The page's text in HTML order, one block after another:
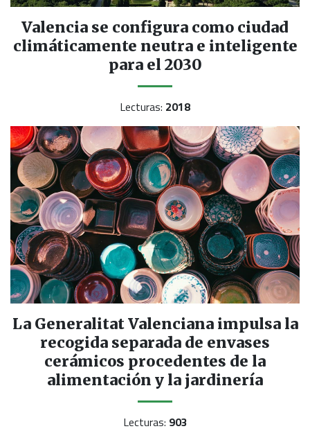
Valencia se configura como ciudad
climáticamente neutra e inteligente
para el 2030
Lecturas: 2018
La Generalitat Valenciana impulsa la
recogida separada de envases
cerámicos procedentes de la
alimentación y la jardinería
Lecturas: 903